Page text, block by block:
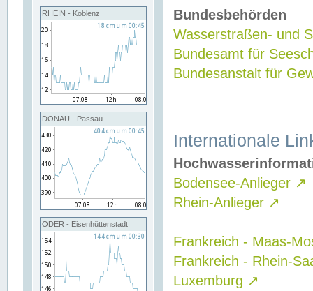
RHEIN - Koblenz
DONAU - Passau
ODER - Eisenhüttenstadt
Bundesbehörden
Wasserstraßen- und
Bundesamt für
Bundesanstalt für
Internationale
Bodensee-Anlieger ↗
Rhein-Anlieger ↗
Frankreich - Maas-
Frankreich - Rhein-
Luxemburg ↗